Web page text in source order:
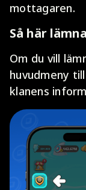
mottagaren.
Så här
Om du vill
huvudmeny
klanens